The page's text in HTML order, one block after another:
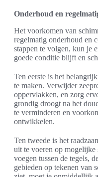
Onderhoud en
Het voorkomen van
regelmatig onderhoud en
stappen te volgen, kun je
goede conditie blijft en
Ten eerste is het
te maken. Verwijder
oppervlakken, en zorg
grondig droogt na het
te verminderen en
ontwikkelen.
Ten tweede is het
uit te voeren op
voegen tussen de tegels,
gebieden op tekenen van